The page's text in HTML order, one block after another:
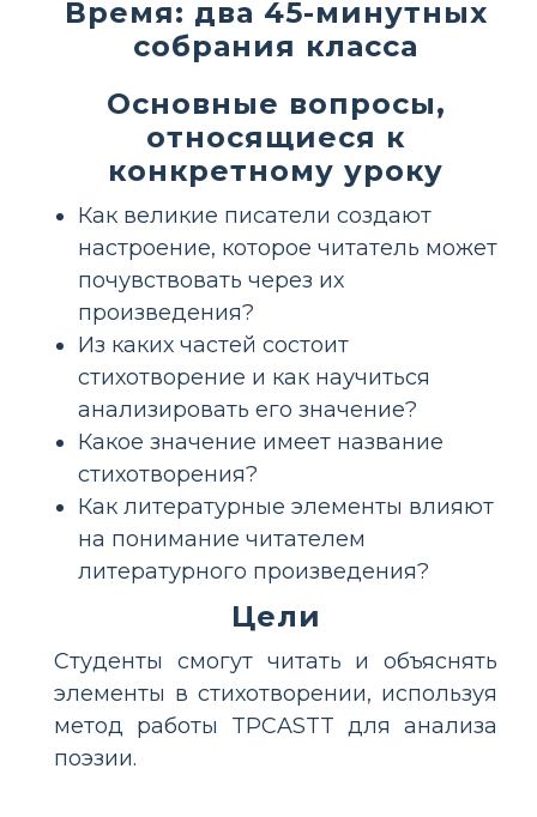
Время: два 45-минутных
собрания класса
Основные вопросы,
относящиеся к
конкретному уроку
Как великие писатели создают
настроение, которое читатель может
почувствовать через их
произведения?
Из каких частей состоит
стихотворение и как научиться
анализировать его значение?
Какое значение имеет название
стихотворения?
Как литературные элементы влияют
на понимание читателем
литературного произведения?
Цели
Студенты смогут читать и объяснять
элементы в стихотворении, используя
метод работы TPCASTT для анализа
поэзии.